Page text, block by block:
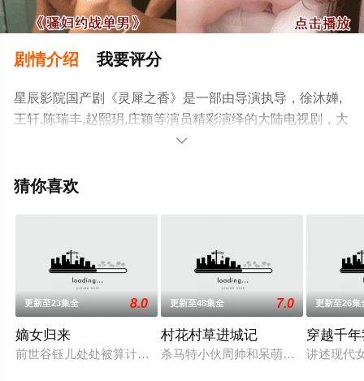
剧情介绍 我要评分
星辰影院国产剧《灵犀之香》是一部由导演执导，徐沐婵,
王轩,陈瑞丰,赵熙玥,庄颖等演员精彩演绎的大陆电视剧，大
结局剧情已揭晓（全24集），免费观看高清未删减完整版
更多剧情信息可移步至豆瓣电视剧、电视猫或剧情网等平

猜你喜欢
更新至23集全 8.0
嫡女归来
前世谷钰儿处处被算计，情感被骗。今世重生，谷钰儿性格大变
更新至48集全 7.0
村花村草进城记
杀马特小伙周帅和呆萌村妞马村花是
更新至26集
穿越千
讲述现代